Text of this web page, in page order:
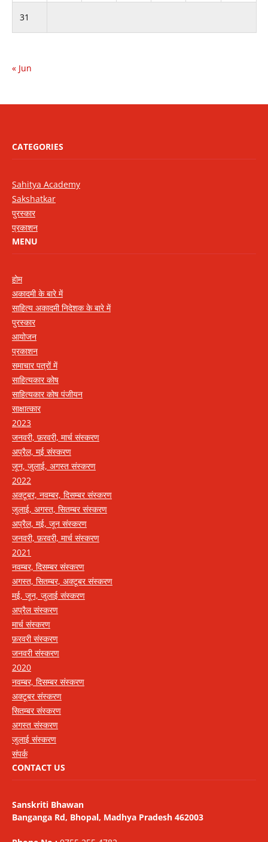
31
« Jun
CATEGORIES
Sahitya Academy
Sakshatkar
पुरस्कार
प्रकाशन
MENU
होम
अकादमी के बारे में
साहित्य अकादमी निदेशक के बारे में
पुरस्कार
आयोजन
प्रकाशन
समाचार पत्रों में
साहित्यकार कोष
साहित्यकार कोष पंजीयन
साक्षात्कार
2023
जनवरी, फ़रवरी, मार्च संस्करण
अप्रैल, मई संस्करण
जून, जुलाई, अगस्त संस्करण
2022
अक्टूबर, नवम्बर, दिसम्बर संस्करण
जुलाई, अगस्त, सितम्बर संस्करण
अप्रैल, मई, जून संस्करण
जनवरी, फ़रवरी, मार्च संस्करण
2021
नवम्बर, दिसम्बर संस्करण
अगस्त, सितम्बर, अक्टूबर संस्करण
मई, जून, जुलाई संस्करण
अप्रैल संस्करण
मार्च संस्करण
फ़रवरी संस्करण
जनवरी संस्करण
2020
नवम्बर, दिसम्बर संस्करण
अक्टूबर संस्करण
सितम्बर संस्करण
अगस्त संस्करण
जुलाई संस्करण
संपर्क
CONTACT US
Sanskriti Bhawan
Banganga Rd, Bhopal, Madhya Pradesh 462003